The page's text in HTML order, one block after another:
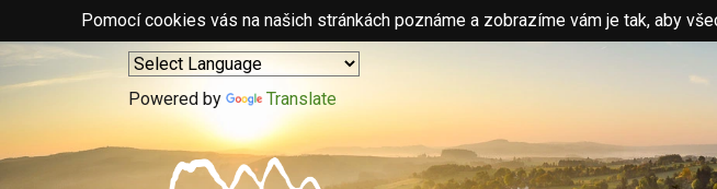
Pomocí cookies vás na našich stránkách poznáme a zobrazíme vám je tak, aby
Powered by Translate